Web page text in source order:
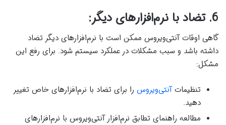
6. تضاد با نرم‌افزارهای دیگر:
گاهی اوقات آنتی‌ویروس ممکن است با نرم‌افزارهای دیگر تضاد
داشته باشد و سبب مشکلات در عملکرد سیستم شود. برای رفع این
مشکل:
تنظیماتآنتی‌ویروس را برای تضاد با نرم‌افزارهای خاص تغییر
دهید.
مطالعه راهنمای تطابق نرم‌افزار آنتی‌ویروس با نرم‌افزارهای